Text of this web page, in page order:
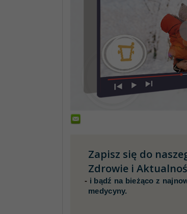
Zapisz się do
Zdrowie i
- i bądź na bieżąco z
medycyny.